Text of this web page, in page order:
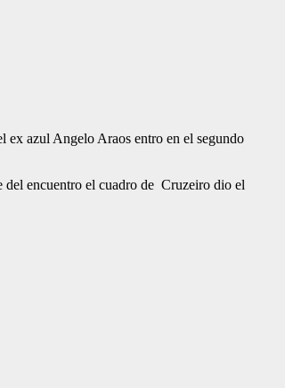
ex azul Angelo Araos entro en el segundo
del encuentro el cuadro de Cruzeiro dio el